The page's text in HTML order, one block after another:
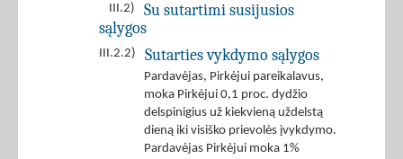
III.2)
Su sutartimi susijusios
sąlygos
III.2.2) Sutarties vykdymo sąlygos
Pardavėjas, Pirkėjui pareikalavus,
moka Pirkėjui 0,1 proc. dydžio
delspinigius už kiekvieną uždelstą
dieną iki visiško prievolės įvykdymo.
Pardavėjas Pirkėjui moka 1%